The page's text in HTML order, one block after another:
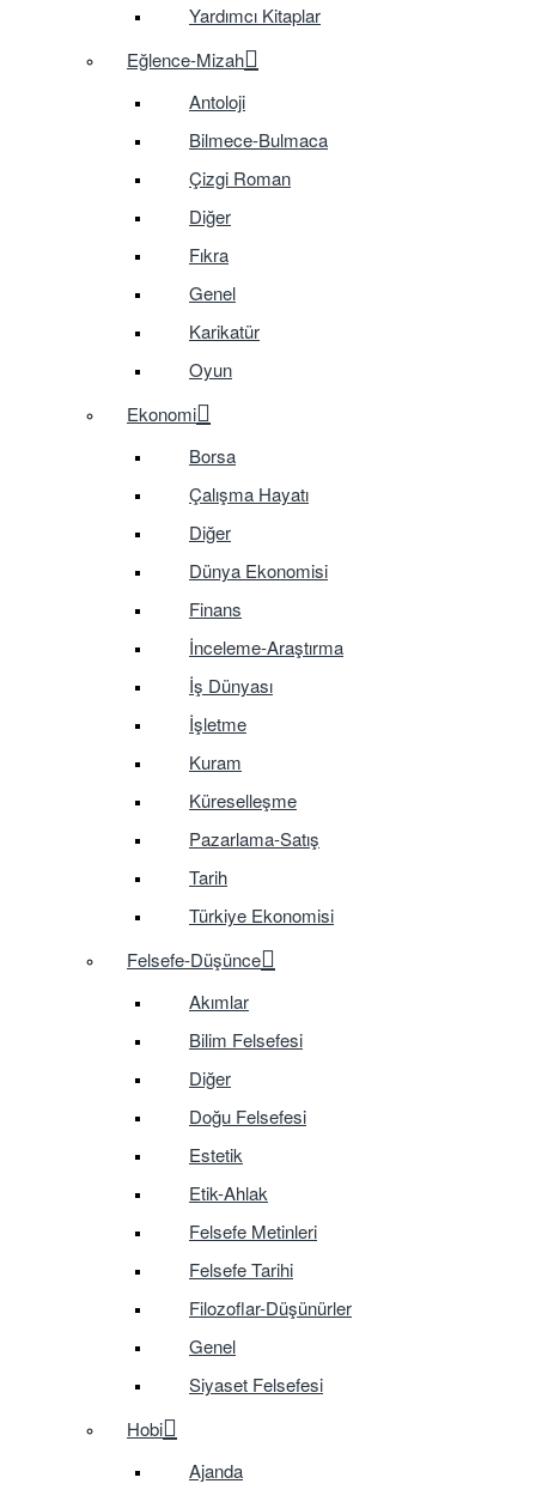
Yardımcı Kitaplar
Eğlence-Mizah
Antoloji
Bilmece-Bulmaca
Çizgi Roman
Diğer
Fıkra
Genel
Karikatür
Oyun
Ekonomi
Borsa
Çalışma Hayatı
Diğer
Dünya Ekonomisi
Finans
İnceleme-Araştırma
İş Dünyası
İşletme
Kuram
Küreselleşme
Pazarlama-Satış
Tarih
Türkiye Ekonomisi
Felsefe-Düşünce
Akımlar
Bilim Felsefesi
Diğer
Doğu Felsefesi
Estetik
Etik-Ahlak
Felsefe Metinleri
Felsefe Tarihi
Filozoflar-Düşünürler
Genel
Siyaset Felsefesi
Hobi
Ajanda